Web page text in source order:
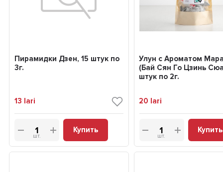
Пирамидки Дзен, 15 штук по
3г.
13 lari
шт.
Купить
Улун с Ароматом
(Бай Сян Го Цзинь
штук по 2г.
20 lari
шт.
Купить